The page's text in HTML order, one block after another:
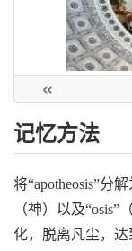
«
记忆方法
将“apotheosis”分
（神）以及
化，脱离凡尘，